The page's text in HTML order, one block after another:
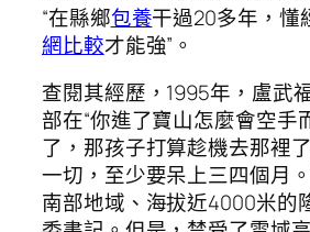
“在縣鄉包養干過20多年，懂
網比較才能強”。
查閱其經歷，1995年，盧武
部在“你進了寶山怎麼會空手
了，那孩子打算趁機去那裡
一切，至少要呆上三四個月
南部地域、海拔近4000米的